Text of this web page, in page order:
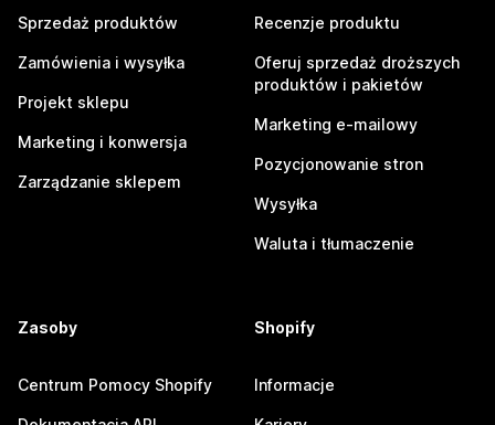
Sprzedaż produktów
Zamówienia i wysyłka
Projekt sklepu
Marketing i konwersja
Zarządzanie sklepem
Recenzje produktu
Oferuj sprzedaż droższych
produktów i pakietów
Marketing e-mailowy
Pozycjonowanie stron
Wysyłka
Waluta i tłumaczenie
Zasoby
Centrum Pomocy Shopify
Shopify
Informacje